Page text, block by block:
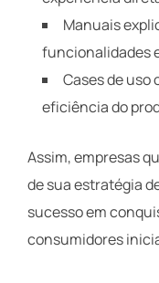
Manuais
funcionalidades
Cases de uso
eficiência do
Assim, empresas
de sua estratégia
sucesso em
consumidores